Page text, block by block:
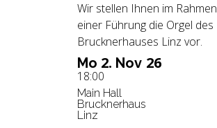
Mo 2. Nov 26
18:00
Main Hall
Brucknerhaus
Linz
Wir stellen Ihnen im Rahmen
einer Führung die Orgel des
Brucknerhauses Linz vor.